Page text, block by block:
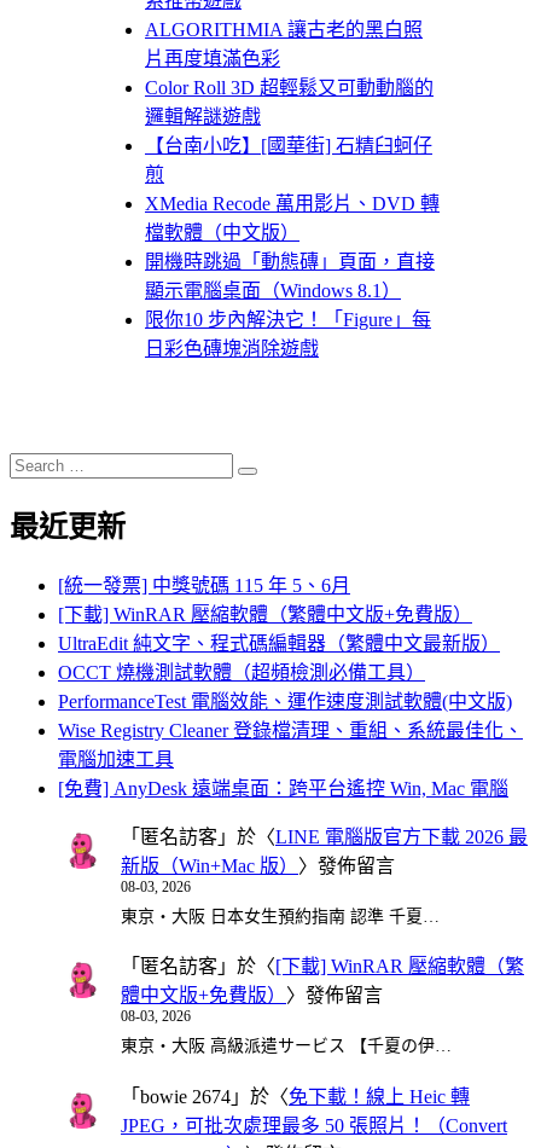
ALGORITHMIA 讓古老的黑白照
片再度填滿色彩
Color Roll 3D 超輕鬆又可動動腦的
邏輯解謎遊戲
【台南小吃】[國華街] 石精臼蚵仔
煎
XMedia Recode 萬用影片、DVD 轉
檔軟體（中文版）
開機時跳過「動態磚」頁面，直接
顯示電腦桌面（Windows 8.1）
限你10 步內解決它！「Figure」每
日彩色磚塊消除遊戲
Search
for:
Search
最近更新
[統一發票] 中獎號碼 115 年 5、6月
[下載] WinRAR 壓縮軟體（繁體中文版+免費版）
UltraEdit 純文字、程式碼編輯器（繁體中文最新版）
OCCT 燒機測試軟體（超頻檢測必備工具）
PerformanceTest 電腦效能、運作速度測試軟體(中文版)
Wise Registry Cleaner 登錄檔清理、重組、系統最佳化、
電腦加速工具
[免費] AnyDesk 遠端桌面：跨平台遙控 Win, Mac 電腦
「 匿名訪客 」於〈LINE 電腦版官方下載 2026 最
新版（Win+Mac 版） 〉發佈留言
08-03, 2026
東京・大阪 日本女生預約指南 認準 千夏…
「 匿名訪客 」於〈[下載] WinRAR 壓縮軟體（繁
體中文版+免費版） 〉發佈留言
08-03, 2026
東京・大阪 高級派遣サービス 【千夏の伊…
「 bowie 2674 」於〈免下載！線上 Heic 轉
JPEG，可批次處理最多 50 張照片！（Convert